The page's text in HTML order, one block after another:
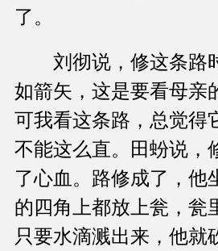
了。
刘彻说，修这条路
如箭矢，这是要看母亲
可我看这条路，总觉得
不能这么直。田蚡说，
了心血。路修成了，他
的四角上都放上瓮，瓮
只要水滴溅出来，他就